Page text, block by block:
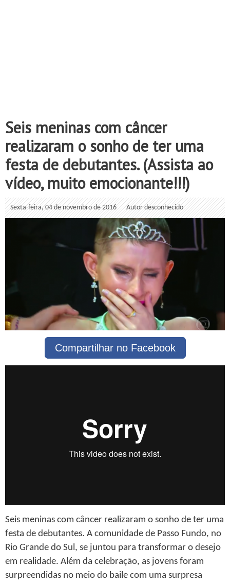
Seis meninas com câncer
realizaram o sonho de ter uma
festa de debutantes. (Assista ao
vídeo, muito emocionante!!!)
Sexta-feira, 04 de novembro de 2016 Autor desconhecido
Compartilhar no Facebook
Seis meninas com câncer realizaram o sonho de ter uma
festa de debutantes. A comunidade de Passo Fundo, no
Rio Grande do Sul, se juntou para transformar o desejo
em realidade. Além da celebração, as jovens foram
surpreendidas no meio do baile com uma surpresa